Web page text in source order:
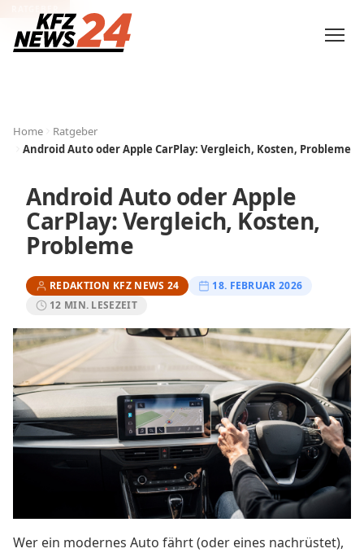
Home
Ratgeber
Android Auto oder Apple CarPlay: Vergleich, Kosten, Probleme
Android Auto oder Apple
CarPlay: Vergleich, Kosten,
Probleme
REDAKTION KFZ NEWS 24
18. FEBRUAR 2026
12 MIN. LESEZEIT
Wer ein modernes Auto fährt (oder eines nachrüstet),